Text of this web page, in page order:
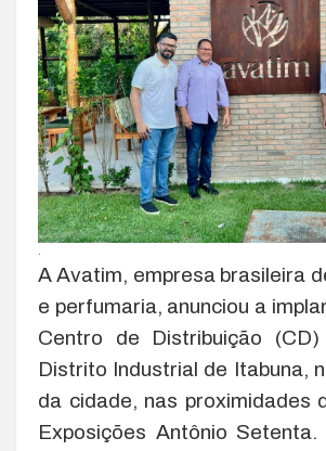
.
A Avatim, empresa brasileira
e perfumaria, anunciou a
Centro de Distribuição
Distrito Industrial de Itabuna,
da cidade, nas proximidades
Exposições Antônio